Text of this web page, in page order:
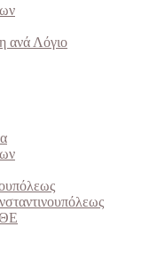
ανά Λόγιο